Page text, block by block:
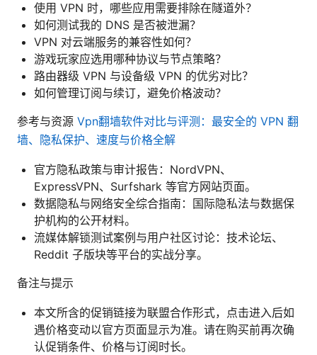
使用 VPN 时，哪些应用需要排除在隧道外？
如何测试我的 DNS 是否被泄漏？
VPN 对云端服务的兼容性如何？
游戏玩家应选用哪种协议与节点策略？
路由器级 VPN 与设备级 VPN 的优劣对比？
如何管理订阅与续订，避免价格波动？
参考与资源 Vpn翻墙软件对比与评测：最安全的 VPN 翻
墙、隐私保护、速度与价格全解
官方隐私政策与审计报告：NordVPN、
ExpressVPN、Surfshark 等官方网站页面。
数据隐私与网络安全综合指南：国际隐私法与数据保
护机构的公开材料。
流媒体解锁测试案例与用户社区讨论：技术论坛、
Reddit 子版块等平台的实战分享。
备注与提示
本文所含的促销链接为联盟合作形式，点击进入后如
遇价格变动以官方页面显示为准。请在购买前再次确
认促销条件、价格与订阅时长。